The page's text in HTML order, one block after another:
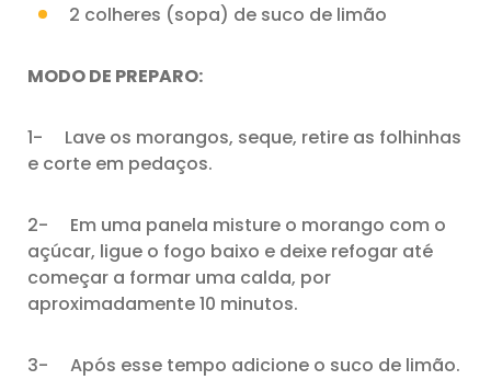
2 colheres (sopa) de suco de limão
MODO DE PREPARO:
1- Lave os morangos, seque, retire as folhinhas
e corte em pedaços.
2- Em uma panela misture o morango com o
açúcar, ligue o fogo baixo e deixe refogar até
começar a formar uma calda, por
aproximadamente 10 minutos.
3- Após esse tempo adicione o suco de limão.